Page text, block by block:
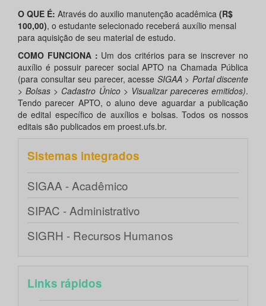
O QUE É: Através do auxilio manutenção acadêmica (R$
100,00), o estudante selecionado receberá auxílio mensal
para aquisição de seu material de estudo.
COMO FUNCIONA : Um dos critérios para se inscrever no
auxílio é possuir parecer social APTO na Chamada Pública
(para consultar seu parecer, acesse SIGAA > Portal discente
> Bolsas > Cadastro Único > Visualizar pareceres emitidos).
Tendo parecer APTO, o aluno deve aguardar a publicação
de edital específico de auxílios e bolsas. Todos os nossos
editais são publicados em proest.ufs.br.
Sistemas integrados
SIGAA - Acadêmico
SIPAC - Administrativo
SIGRH - Recursos Humanos
Links rápidos